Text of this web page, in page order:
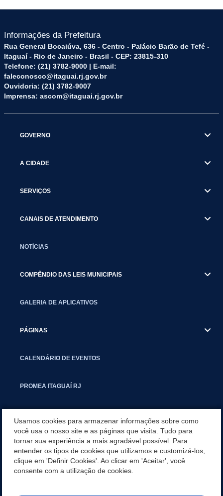
Informações da Prefeitura
Rua General Bocaiúva, 636 - Centro - Palácio Barão de Tefé -
Itaguaí - Rio de Janeiro - Brasil - CEP: 23815-310
Telefone: (21) 3782-9000 | E-mail:
faleconosco@itaguai.rj.gov.br
Ouvidoria: (21) 3782-9007
Imprensa: ascom@itaguai.rj.gov.br
GOVERNO
A CIDADE
SERVIÇOS
CANAIS DE ATENDIMENTO
NOTÍCIAS
COMPÊNDIO DAS LEIS MUNICIPAIS
GALERIA DE APLICATIVOS
PÁGINAS
CALENDÁRIO DE EVENTOS
PROMEA ITAGUAÍ RJ
SITEMAP
CARTA DE SERVIÇOS
Usamos cookies para armazenar informações sobre como
você usa o nosso site e as páginas que visita. Tudo para
tornar sua experiência a mais agradável possível. Para
entender os tipos de cookies que utilizamos e customizá-los,
clique em 'Definir Cookies'. Ao clicar em 'Aceitar', você
consente com a utilização de cookies.